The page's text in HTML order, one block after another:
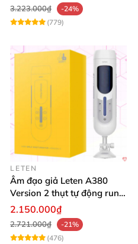
3.223.000₫
-24%
(779)
LETEN
Âm đạo giả Leten A380
Version 2 thụt tự động rung
mạnh phiêu lưu
2.150.000₫
2.721.000₫
-21%
(476)